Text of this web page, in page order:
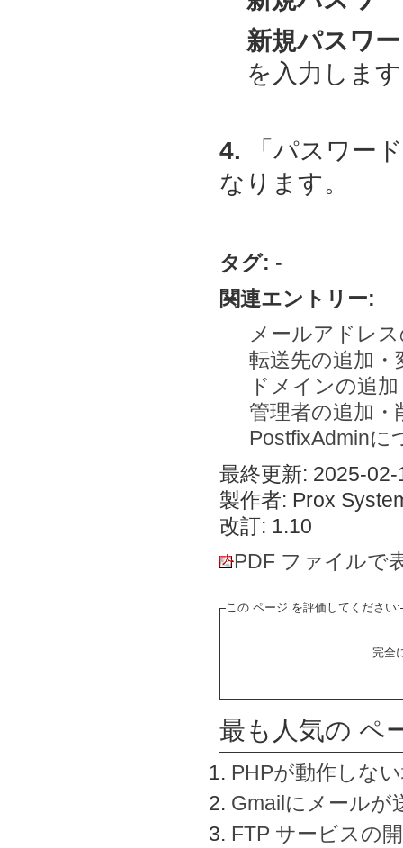
新規パスワ
を入力しま
4. 「パスワー
なります。
タグ: -
関連エントリー:
メールアドレ
転送先の追加・
ドメインの追
管理者の追加・
PostfixAdminに
最終更新: 2025-
製作者: Prox
改訂: 1.10
PDF ファイルで
この ページ を評価してください:
完全
最も人気の ペ
PHPが動作しな
Gmailにメールが
FTP サービスの